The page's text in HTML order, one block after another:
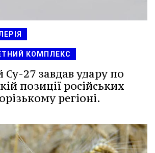
КОМПЛЕКС
Су-27 завдав удару по
позиції російських
регіоні.